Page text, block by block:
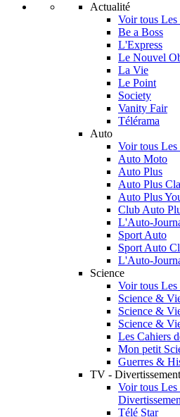
Actualité
Voir tous
Be a Boss
L'Express
Le Nouvel
La Vie
Le Point
Society
Vanity Fair
Télérama
Auto
Voir tous
Auto Moto
Auto Plus
Auto Plus
Auto Plus
Club Auto
L'Auto-
Sport Auto
Sport Auto
L'Auto-
Science
Voir tous Les
Science &
Science &
Science &
Les Cahiers
Mon petit
Guerres &
TV - Divertissement
Voir tous
Télé Star